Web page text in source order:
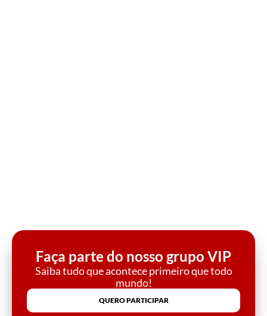
Faça parte do nosso grupo VIP
Saiba tudo que acontece primeiro que todo
mundo!
QUERO PARTICIPAR